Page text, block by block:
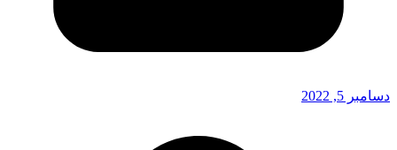
دسامبر 5, 2022